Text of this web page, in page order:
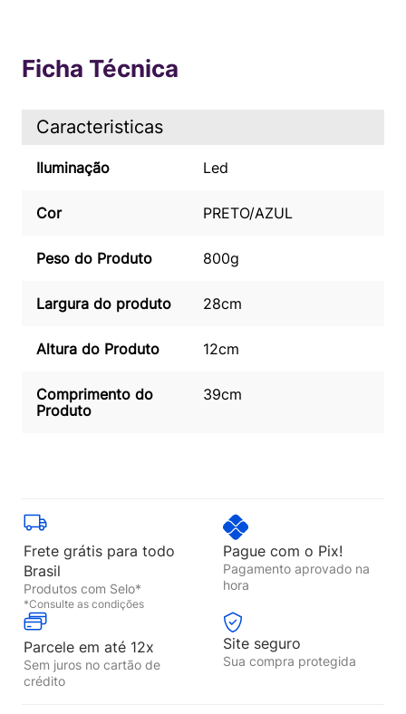
Ficha Técnica
Caracteristicas
Iluminação Led
Cor PRETO/AZUL
Peso do Produto 800g
Largura do produto 28cm
Altura do Produto 12cm
Comprimento do
Produto
39cm
Frete grátis para todo
Brasil
Produtos com Selo*
*Consulte as condições
Pague com o Pix!
Pagamento aprovado na
hora
Parcele em até 12x
Sem juros no cartão de
crédito
Site seguro
Sua compra protegida